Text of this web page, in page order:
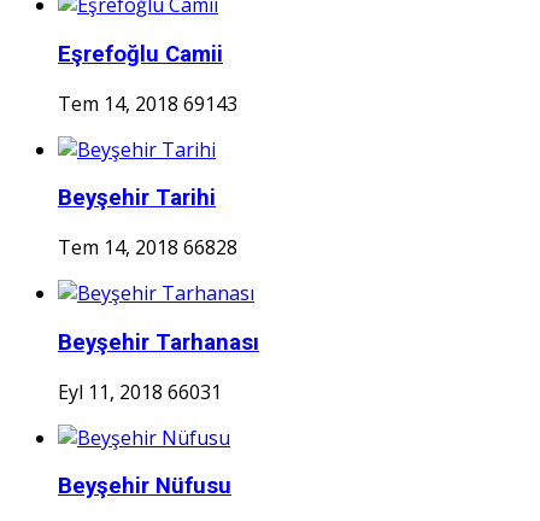
Eşrefoğlu Camii
Tem 14, 2018 69143
Beyşehir Tarihi
Tem 14, 2018 66828
Beyşehir Tarhanası
Eyl 11, 2018 66031
Beyşehir Nüfusu